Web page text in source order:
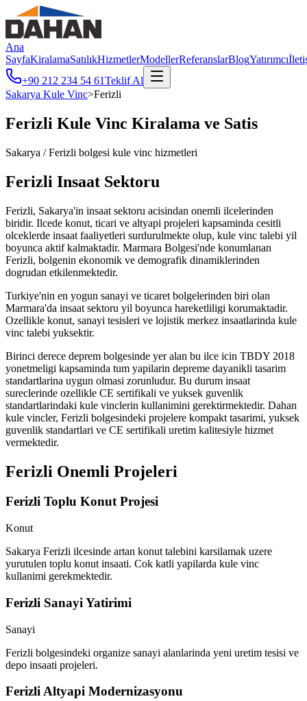
Ana
SayfaKiralamaSatılıkHizmetlerModellerReferanslarBlogYatırımcı
+90 212 234 54 61Teklif Al
Sakarya Kule Vinc>Ferizli
Ferizli Kule Vinc Kiralama ve Satis
Sakarya /Ferizli bolgesi kule vinc hizmetleri
Ferizli Insaat Sektoru
Ferizli, Sakarya'in insaat sektoru acisindan onemli ilcelerinden
biridir. Ilcede konut, ticari ve altyapi projeleri kapsaminda cesitli
olceklerde insaat faaliyetleri surdurulmekte olup, kule vinc talebi yil
boyunca aktif kalmaktadir. Marmara Bolgesi'nde konumlanan
Ferizli, bolgenin ekonomik ve demografik dinamiklerinden
dogrudan etkilenmektedir.
Turkiye'nin en yogun sanayi ve ticaret bolgelerinden biri olan
Marmara'da insaat sektoru yil boyunca hareketliligi korumaktadir.
Ozellikle konut, sanayi tesisleri ve lojistik merkez insaatlarinda kule
vinc talebi yuksektir.
Birinci derece deprem bolgesinde yer alan bu ilce icin TBDY 2018
yonetmeligi kapsaminda tum yapilarin depreme dayanikli tasarim
standartlarina uygun olmasi zorunludur. Bu durum insaat
sureclerinde ozellikle CE sertifikali ve yuksek guvenlik
standartlarindaki kule vinclerin kullanimini gerektirmektedir. Dahan
kule vincler, Ferizli bolgesindeki projelere kompakt tasarimi, yuksek
guvenlik standartlari ve CE sertifikali uretim kalitesiyle hizmet
vermektedir.
Ferizli Onemli Projeleri
Ferizli Toplu Konut Projesi
Konut
Sakarya Ferizli ilcesinde artan konut talebini karsilamak uzere
yurutulen toplu konut insaati. Cok katli yapilarda kule vinc
kullanimi gerekmektedir.
Ferizli Sanayi Yatirimi
Sanayi
Ferizli bolgesindeki organize sanayi alanlarinda yeni uretim tesisi ve
depo insaati projeleri.
Ferizli Altyapi Modernizasyonu